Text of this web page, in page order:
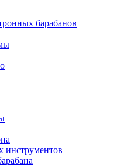
барабанов
инструментов